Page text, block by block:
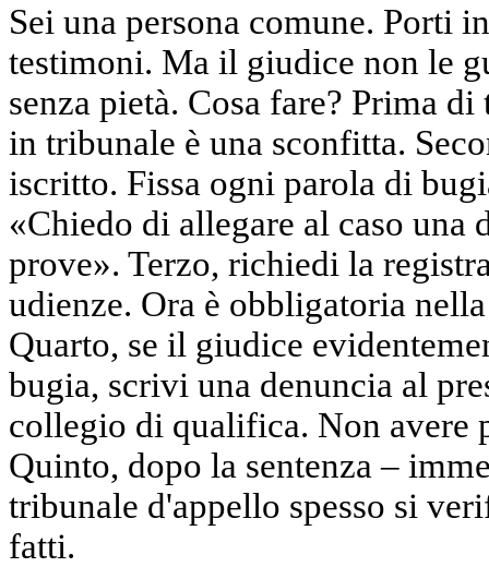
Sei una persona comune. Porti
testimoni. Ma il giudice non le
senza pietà. Cosa fare? Prima
in tribunale è una sconfitta.
iscritto. Fissa ogni parola di
«Chiedo di allegare al caso
prove». Terzo, richiedi la
udienze. Ora è obbligatoria
Quarto, se il giudice
bugia, scrivi una denuncia al
collegio di qualifica. Non avere
Quinto, dopo la sentenza –
tribunale d'appello spesso si
fatti.